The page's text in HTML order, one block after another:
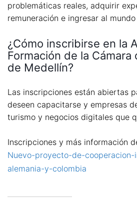
problemáticas reales, adquirir
remuneración e ingresar al
¿Cómo inscribirse en la
Formación de la Cámara
de Medellín?
Las inscripciones están abiertas
deseen capacitarse y empresas
turismo y negocios digitales que
Inscripciones y más información
Nuevo-proyecto-de-
alemania-y-colombia